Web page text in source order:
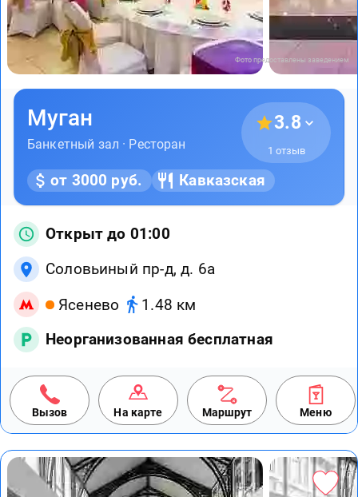
Фото предоставлены заведением
Муган
Банкетный зал · Ресторан
3.8
1 отзыв
от 3000 руб. Кавказская
Открыт до 01:00
Соловьиный пр-д, д. 6а
Ясенево
1.48 км
Неорганизованная бесплатная
Вызов На карте Маршрут Меню